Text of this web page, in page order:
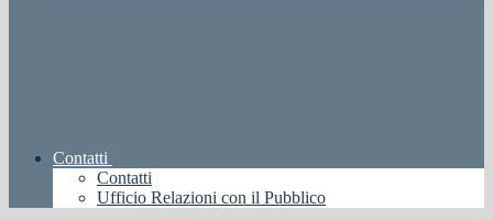
Contatti
Contatti
Ufficio Relazioni con il Pubblico